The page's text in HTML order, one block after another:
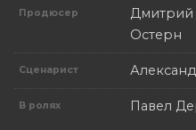
Продюсер
Дмитрий
Остерн
Сценарист
В ролях Павел